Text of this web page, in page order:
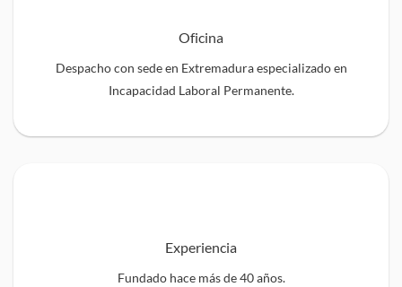
Oficina
Despacho con sede en Extremadura especializado en
Incapacidad Laboral Permanente.
Experiencia
Fundado hace más de 40 años.